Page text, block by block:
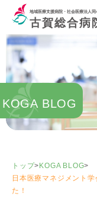
地域医療支援病院・社会医療法人同
古賀総合病
KOGA BLOG
トップ> KOGA BLOG>
日本医療マネジメント
た！